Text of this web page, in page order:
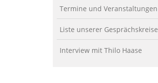
Termine und Veranstaltungen
Liste unserer Gesprächskreise
Interview mit Thilo Haase